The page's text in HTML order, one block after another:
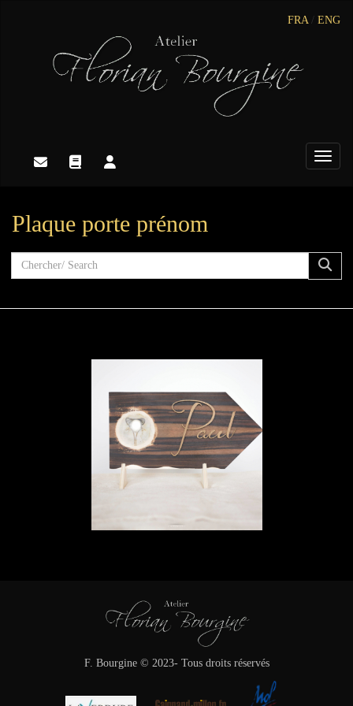
FRA/ ENG
Plaque porte prénom
F. Bourgine © 2023- Tous droits réservés